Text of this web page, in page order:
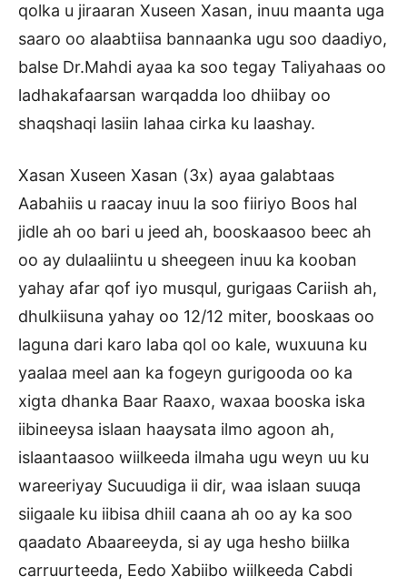
qolka u jiraaran Xuseen Xasan, inuu maanta uga
saaro oo alaabtiisa bannaanka ugu soo daadiyo,
balse Dr.Mahdi ayaa ka soo tegay Taliyahaas oo
ladhakafaarsan warqadda loo dhiibay oo
shaqshaqi lasiin lahaa cirka ku laashay.
Xasan Xuseen Xasan (3x) ayaa galabtaas
Aabahiis u raacay inuu la soo fiiriyo Boos hal
jidle ah oo bari u jeed ah, booskaasoo beec ah
oo ay dulaaliintu u sheegeen inuu ka kooban
yahay afar qof iyo musqul, gurigaas Cariish ah,
dhulkiisuna yahay oo 12/12 miter, booskaas oo
laguna dari karo laba qol oo kale, wuxuuna ku
yaalaa meel aan ka fogeyn gurigooda oo ka
xigta dhanka Baar Raaxo, waxaa booska iska
iibineeysa islaan haaysata ilmo agoon ah,
islaantaasoo wiilkeeda ilmaha ugu weyn uu ku
wareeriyay Sucuudiga ii dir, waa islaan suuqa
siigaale ku iibisa dhiil caana ah oo ay ka soo
qaadato Abaareeyda, si ay uga hesho biilka
carruurteeda, Eedo Xabiibo wiilkeeda Cabdi